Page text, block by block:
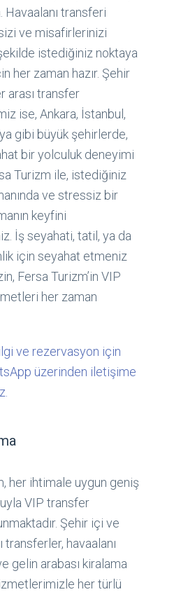
Havaalanı transferi
ve misafirlerinizi
istediğiniz noktaya
her zaman hazır. Şehir
arası transfer
ise, Ankara, İstanbul,
gibi büyük şehirlerde,
bir yolculuk deneyimi
Turizm ile, istediğiniz
ve stressiz bir
keyfini
İş seyahati, tatil, ya da
için seyahat etmeniz
Fersa Turizm’in VIP
her zaman
ve rezervasyon için
üzerinden iletişime
her ihtimale uygun geniş
VIP transfer
Şehir içi ve
transferler, havaalanı
gelin arabası kiralama
her türlü